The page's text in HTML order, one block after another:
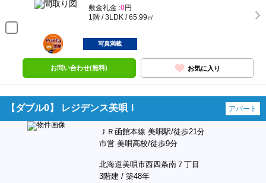
敷金礼金 :0円
1階 / 3LDK / 65.99㎡
ポンタ
部屋
写真満載
お問い合わせ(無料) お気に入り
【ダブル0】 レジデンス美唄Ⅰ アパート
ＪＲ函館本線 美唄駅/徒歩21分
市営 美唄高校/徒歩9分
北海道美唄市西四条南７丁目
3階建 / 築48年